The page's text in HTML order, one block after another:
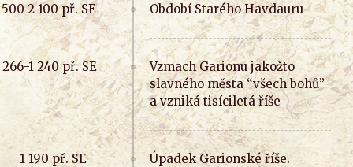
Období Starého Havdauru
Vzmach Garionu jakožto
slavného města “všech bohů”
a vzniká tisíciletá říše
Úpadek Garionské říše.